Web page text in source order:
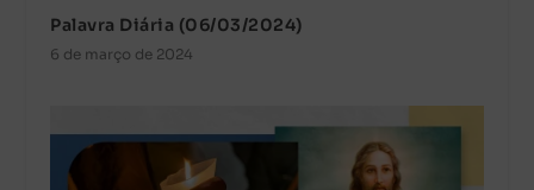
Palavra Diária (06/03/2024)
6 de março de 2024